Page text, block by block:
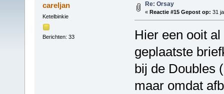
careljan
Ketelbinkie
Berichten: 33
Re: Orsay
« Reactie #15 Gepost op: 31
Hier een ooit
geplaatste
bij de Doubles
maar omdat